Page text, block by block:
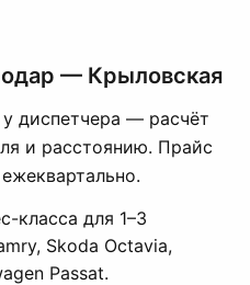
— Крыловская
диспетчера — расчёт
и расстоянию. Прайс
класса для 1–3
Skoda Octavia,
Passat.